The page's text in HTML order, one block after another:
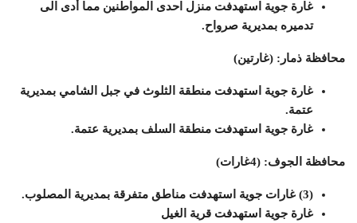
غارة جوية استهدفت منزل احدى المواطنين مما أدى الى
تدميره بمديرية صرواح.
محافظة ذمار: (غارتين)
غارة جوية استهدفت منطقة الثلوث في جبل الشامي بمديرية
عتمة.
غارة جوية استهدفت منطقة السلف بمديرية عتمة.
محافظة الجوف: (4غارات)
(3) غارات جوية استهدفت مناطق متفرقة بمديرية المصلوب.
غارة جوية استهدفت قرية الغيل